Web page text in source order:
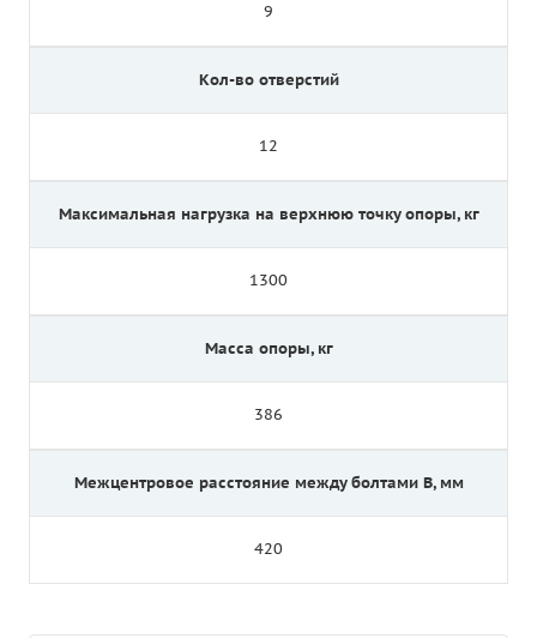
9
Кол-во отверстий
12
Максимальная нагрузка на верхнюю точку опоры, кг
1300
Масса опоры, кг
386
Межцентровое расстояние между болтами B, мм
420